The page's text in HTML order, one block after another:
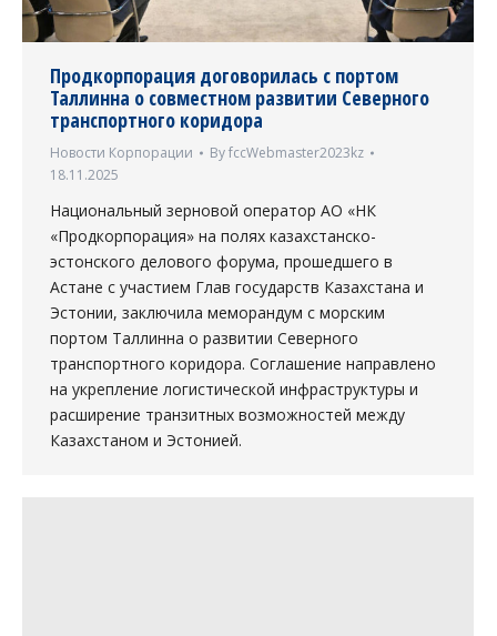
Продкорпорация договорилась с портом
Таллинна о совместном развитии Северного
транспортного коридора
Новости Корпорации ByfccWebmaster2023kz
18.11.2025
Национальный зерновой оператор АО «НК
«Продкорпорация» на полях казахстанско-
эстонского делового форума, прошедшего в
Астане с участием Глав государств Казахстана и
Эстонии, заключила меморандум c морским
портом Таллинна о развитии Северного
транспортного коридора. Соглашение направлено
на укрепление логистической инфраструктуры и
расширение транзитных возможностей между
Казахстаном и Эстонией.